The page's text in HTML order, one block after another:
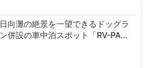
日向灘の絶景を一望できるドッグラ
ン併設の車中泊スポット「RV-PA…